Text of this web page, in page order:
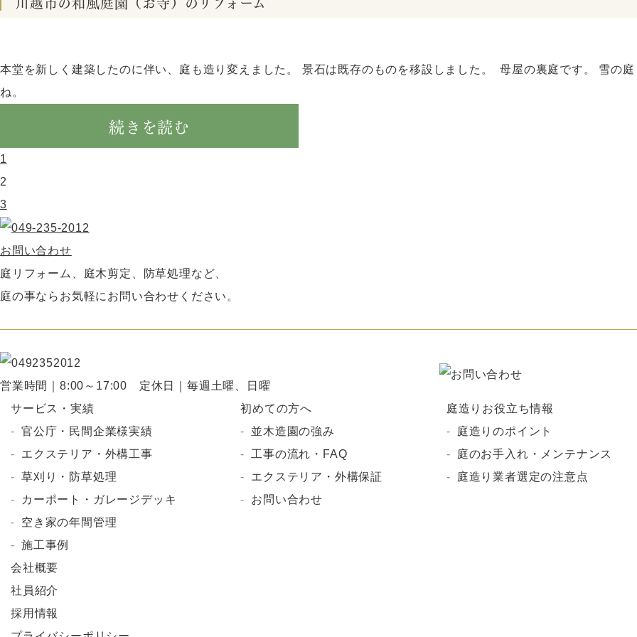
本堂を新しく建築したのに伴い、庭も造り変えました。 景石は既存のものを移設しました。 母屋の裏庭です。 雪の
ね。
続きを読む
1
2
3
お問い合わせ
庭リフォーム、庭木剪定、防草処理など、
庭の事ならお気軽にお問い合わせください。
営業時間｜8:00～17:00 定休日｜毎週土曜、日曜
サービス・実績
官公庁・民間企業様実績
エクステリア・外構工事
草刈り・防草処理
カーポート・ガレージデッキ
空き家の年間管理
施工事例
初めての方へ
並木造園の強み
工事の流れ・FAQ
エクステリア・外構保証
お問い合わせ
庭造りお役立ち情報
庭造りのポイント
庭のお手入れ・メンテナンス
庭造り業者選定の注意点
会社概要
社員紹介
採用情報